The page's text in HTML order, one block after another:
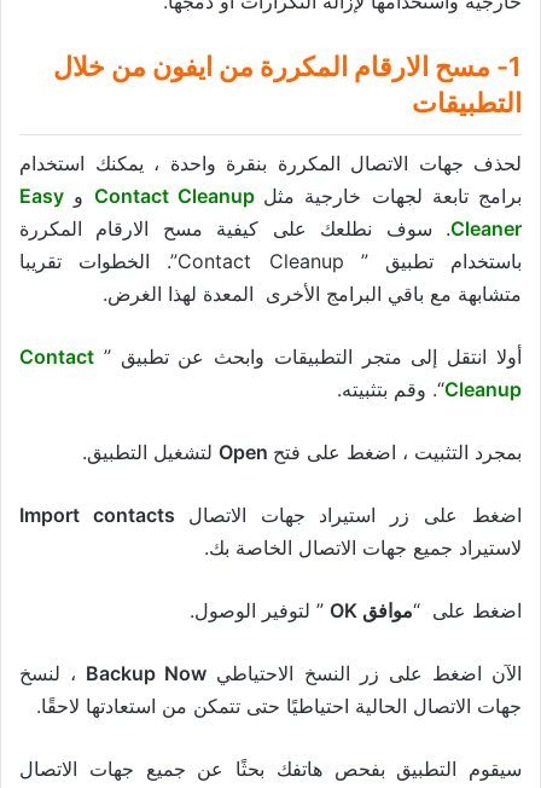
1- مسح الارقام المكررة من ايفون من خلال
التطبيقات
لحذف جهات الاتصال المكررة بنقرة واحدة ، يمكنك استخدام
برامج تابعة لجهات خارجية مثل Contact Cleanup و Easy
Cleaner. سوف نطلعك على كيفية مسح الارقام المكررة
باستخدام تطبيق ” Contact Cleanup”. الخطوات تقريبا
متشابهة مع باقي البرامج الأخرى المعدة لهذا الغرض.
أولا انتقل إلى متجر التطبيقات وابحث عن تطبيق ” Contact
Cleanup“. وقم بتثبيته.
بمجرد التثبيت ، اضغط على فتح لتشغيل التطبيق.
اضغط على زر استيراد جهات الاتصال
لاستيراد جميع جهات الاتصال الخاصة بك.
اضغط على “موافق OK ” لتوفير الوصول.
الآن اضغط على زر النسخ الاحتياطي Backup Now ، لنسخ
جهات الاتصال الحالية احتياطيًا حتى تتمكن من استعادتها لاحقًا.
سيقوم التطبيق بفحص هاتفك بحثًا عن جميع جهات الاتصال